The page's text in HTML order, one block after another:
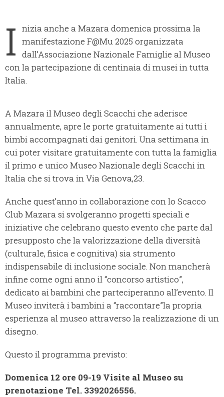
I nizia anche a Mazara domenica prossima la
manifestazione F@Mu 2025 organizzata
dall’Associazione Nazionale Famiglie al Museo
con la partecipazione di centinaia di musei in tutta
Italia.
A Mazara il Museo degli Scacchi che aderisce
annualmente, apre le porte gratuitamente ai tutti i
bimbi accompagnati dai genitori. Una settimana in
cui poter visitare gratuitamente con tutta la famiglia
il primo e unico Museo Nazionale degli Scacchi in
Italia che si trova in Via Genova,23.
Anche quest’anno in collaborazione con lo Scacco
Club Mazara si svolgeranno progetti speciali e
iniziative che celebrano questo evento che parte dal
presupposto che la valorizzazione della diversità
(culturale, fisica e cognitiva) sia strumento
indispensabile di inclusione sociale. Non mancherà
infine come ogni anno il “concorso artistico”,
dedicato ai bambini che parteciperanno all’evento. Il
Museo inviterà i bambini a “raccontare”la propria
esperienza al museo attraverso la realizzazione di un
disegno.
Questo il programma previsto:
Domenica 12 ore 09-19 Visite al Museo su
prenotazione Tel. 3392026556.